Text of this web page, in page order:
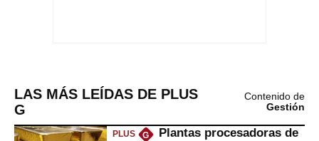
LAS MÁS LEÍDAS DE PLUS
G
Contenido de
Gestión
PLUS G
Plantas procesadoras de